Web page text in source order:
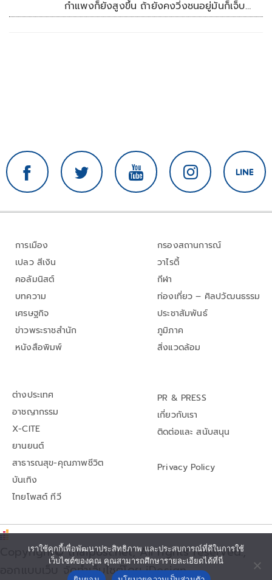
กำแพงก็ยังสูงขึ้น ถ้ายังคงวิ่งชนอยู่มันก็เจ็บ
หัวอีก
การเมือง
เปลว สีเงิน
คอลัมนิสต์
บทความ
เศรษฐกิจ
ข่าวพระราชสำนัก
หนังสือพิมพ์
กรองสถานการณ์
วาไรตี้
กีฬา
ท่องเที่ยว – ศิลปวัฒนธรรม
ประชาสัมพันธ์
ภูมิภาค
สิ่งแวดล้อม
ต่างประเทศ
อาชญากรรม
X-CITE
ยานยนต์
สาธารณสุข-คุณภาพชีวิต
บันเทิง
ไทยโพสต์ ทีวี
PR & PRESS
เกี่ยวกับเรา
ติดต่อและ สนับสนุน
Privacy Policy
Copyright© thaipost.net, All rights reserved.,
ออกแบบเว็บ จัดทำเว็บไซต์โดย iDesign
เราใช้คุกกี้เพื่อพัฒนาประสิทธิภาพ และประสบการณ์ที่ดีในการใช้
เว็บไซต์ของคุณ คุณสามารถศึกษารายละเอียดได้ที่นี่